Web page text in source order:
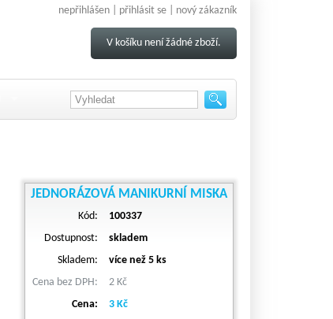
nepřihlášen | přihlásit se nový zákazník
V košíku není žádné zboží.
JEDNORÁZOVÁ MANIKURNÍ MISKA
Kód:
100337
Dostupnost:
skladem
Skladem:
více než 5 ks
Cena bez DPH:
2 Kč
Cena:
3 Kč